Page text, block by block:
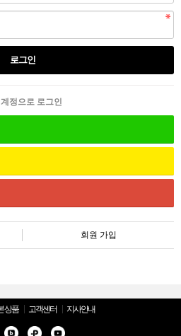
정으로 로그인
회원 가입
상품 고객센터 지사안내